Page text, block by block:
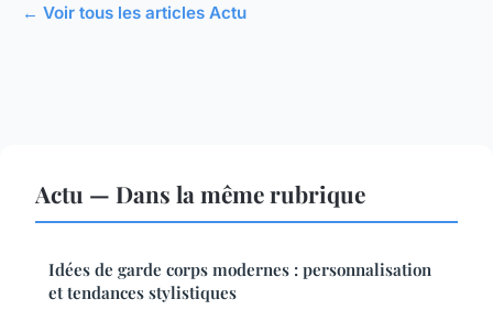
← Voir tous les articles Actu
Actu — Dans la même rubrique
Idées de garde corps modernes : personnalisation
et tendances stylistiques